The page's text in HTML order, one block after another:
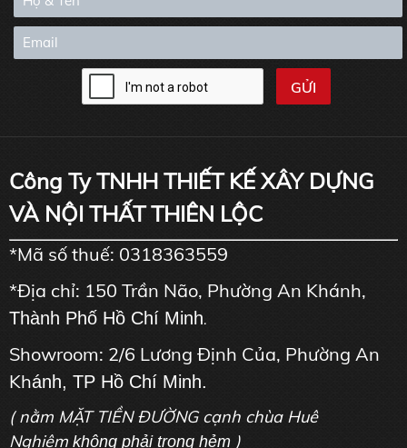
Công Ty TNHH THIẾT KẾ XÂY DỰNG
VÀ NỘI THẤT THIÊN LỘC
*Mã số thuế: 0318363559
*Địa chỉ: 150 Trần Não, Phường An Khánh,
Thành Phố Hồ Chí Minh.
Showroom: 2/6 Lương Định Của, Phường An
Khánh, TP Hồ Chí Minh.
( nằm MẶT TIỀN ĐƯỜNG cạnh chùa Huê
Nghiêm không phải trong hẻm )